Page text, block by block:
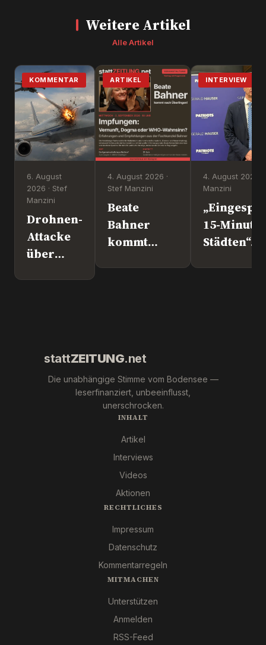
Weitere Artikel
Alle Artikel
KOMMENTAR
6. August
2026 · Stef
Manzini
Drohnen-
Attacke
über
ARTIKEL
4. August 2026 ·
Stef Manzini
Beate
Bahner
kommt
INTERVIEW
4. August 2026 ·
Manzini
15-
Städten“.
stattZEITUNG.net
Die unabhängige Stimme vom Bodensee —
leserfinanziert, unbeeinflusst,
unerschrocken.
INHALT
Artikel
Interviews
Videos
Aktionen
RECHTLICHES
Impressum
Datenschutz
Kommentarregeln
MITMACHEN
Unterstützen
Anmelden
RSS-Feed